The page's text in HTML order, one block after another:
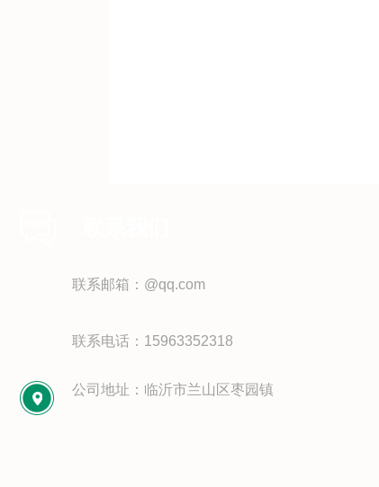
联系邮箱：@qq.com
联系电话：15963352318
公司地址：临沂市兰山区枣园镇